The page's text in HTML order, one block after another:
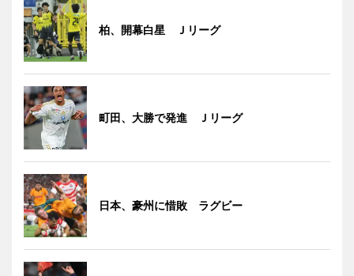
柏、開幕白星 Ｊリーグ
町田、大勝で発進 Ｊリーグ
日本、豪州に惜敗 ラグビー